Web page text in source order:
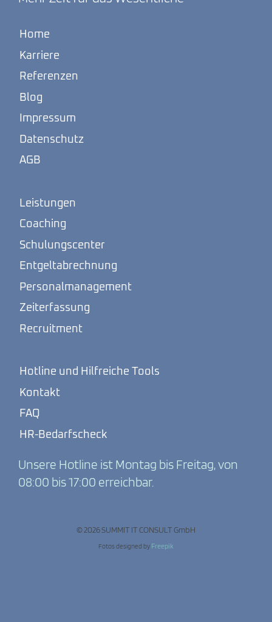
Home
Karriere
Referenzen
Blog
Impressum
Datenschutz
AGB
Leistungen
Coaching
Schulungscenter
Entgeltabrechnung
Personalmanagement
Zeiterfassung
Recruitment
Hotline und Hilfreiche Tools
Kontakt
FAQ
HR-Bedarfscheck
Unsere Hotline ist Montag bis Freitag, von
08:00 bis 17:00 erreichbar.
© 2026 SUMMIT IT CONSULT GmbH
Fotos designed by Freepik